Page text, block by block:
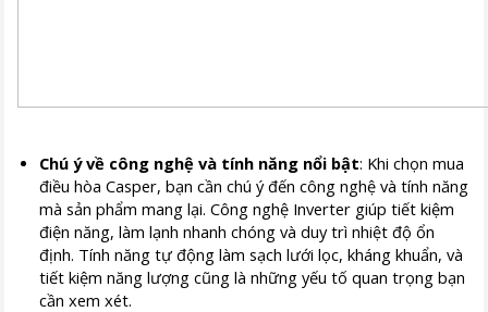
Chú ý về công nghệ và tính năng nổi bật: Khi chọn mua
điều hòa Casper, bạn cần chú ý đến công nghệ và tính năng
mà sản phẩm mang lại. Công nghệ Inverter giúp tiết kiệm
điện năng, làm lạnh nhanh chóng và duy trì nhiệt độ ổn
định. Tính năng tự động làm sạch lưới lọc, kháng khuẩn, và
tiết kiệm năng lượng cũng là những yếu tố quan trọng bạn
cần xem xét.